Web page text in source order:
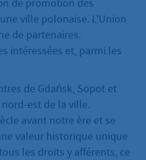
de promotion des
ville polonaise. L'Union
de partenaires.
intéressées et, parmi les
de Gdańsk, Sopot et
est de la ville.
avant notre ère et se
valeur historique unique
les droits y afférents, ce